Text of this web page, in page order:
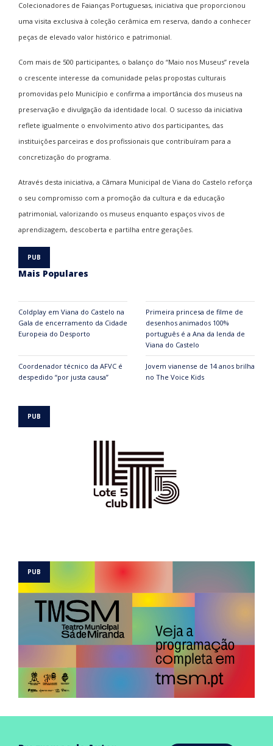
Colecionadores de Faianças Portuguesas, iniciativa que proporcionou
uma visita exclusiva à coleção cerâmica em reserva, dando a conhecer
peças de elevado valor histórico e patrimonial.
Com mais de 500 participantes, o balanço do “Maio nos Museus” revela
o crescente interesse da comunidade pelas propostas culturais
promovidas pelo Município e confirma a importância dos museus na
preservação e divulgação da identidade local. O sucesso da iniciativa
reflete igualmente o envolvimento ativo dos participantes, das
instituições parceiras e dos profissionais que contribuíram para a
concretização do programa.
Através desta iniciativa, a Câmara Municipal de Viana do Castelo reforça
o seu compromisso com a promoção da cultura e da educação
patrimonial, valorizando os museus enquanto espaços vivos de
aprendizagem, descoberta e partilha entre gerações.
Mais Populares
Coldplay em Viana do Castelo na
Gala de encerramento da Cidade
Europeia do Desporto
Primeira princesa de filme de
desenhos animados 100%
português é a Ana da lenda de
Viana do Castelo
Coordenador técnico da AFVC é
despedido “por justa causa”
Jovem vianense de 14 anos brilha
no The Voice Kids